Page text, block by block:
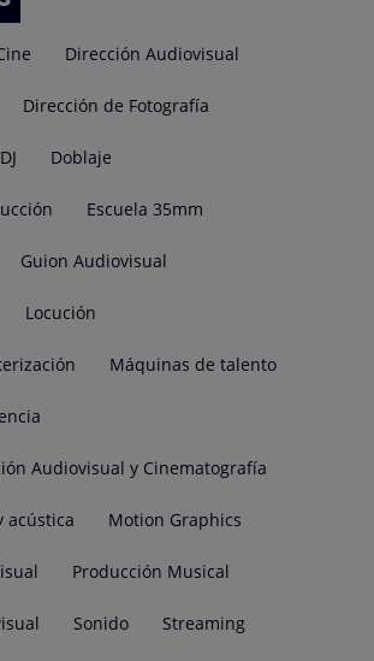
Dirección Audiovisual
Dirección de Fotografía
DJ Doblaje
Escuela 35mm
Guion Audiovisual
Locución
Máquinas de talento
Audiovisual y Cinematografía
acústica Motion Graphics
Producción Musical
Sonido Streaming